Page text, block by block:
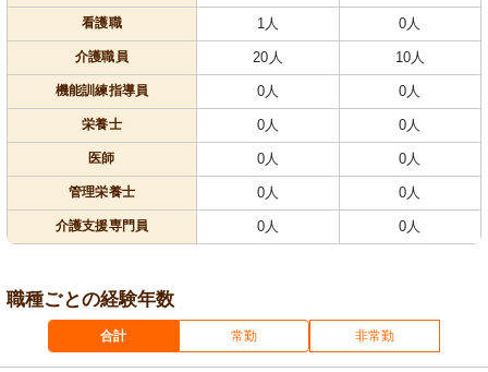
看護職 1人 0人
介護職員 20人 10人
機能訓練指導員 0人 0人
栄養士 0人 0人
医師 0人 0人
管理栄養士 0人 0人
介護支援専門員 0人 0人
職種ごとの経験年数
合計 常勤 非常勤